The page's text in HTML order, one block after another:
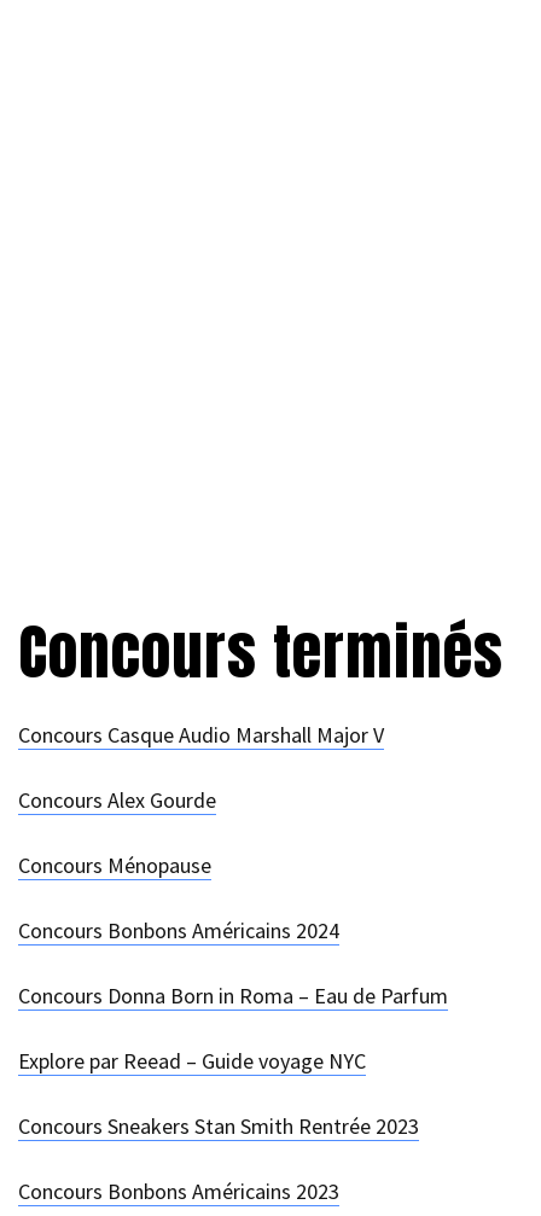
Concours terminés
Concours Casque Audio Marshall Major V
Concours Alex Gourde
Concours Ménopause
Concours Bonbons Américains 2024
Concours Donna Born in Roma – Eau de Parfum
Explore par Reead – Guide voyage NYC
Concours Sneakers Stan Smith Rentrée 2023
Concours Bonbons Américains 2023